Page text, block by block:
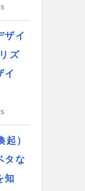
ザイ
ズ
イ
起）
タな
知